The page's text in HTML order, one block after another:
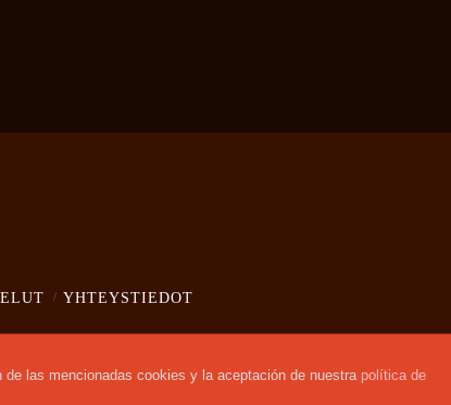
YHTEYSTIEDOT
las mencionadas cookies y la aceptación de nuestra política de